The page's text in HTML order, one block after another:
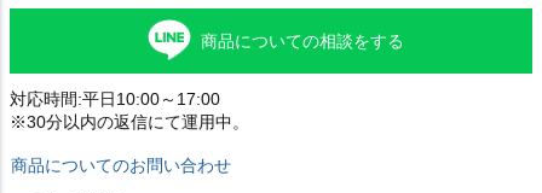
商品についての相談をする
対応時間:平日10:00～17:00
※30分以内の返信にて運用中。
商品についてのお問い合わせ